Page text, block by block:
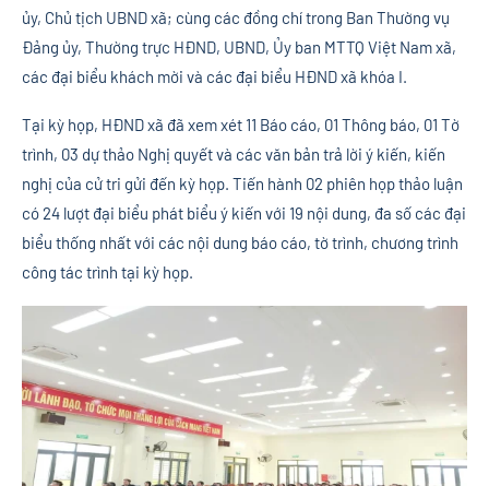
ủy, Chủ tịch UBND xã; cùng các đồng chí trong Ban Thường vụ
Đảng ủy, Thường trực HĐND, UBND, Ủy ban MTTQ Việt Nam xã,
các đại biểu khách mời và các đại biểu HĐND xã khóa I.
Tại kỳ họp, HĐND xã đã xem xét 11 Báo cáo, 01 Thông báo, 01 Tờ
trình, 03 dự thảo Nghị quyết và các văn bản trả lời ý kiến, kiến
nghị của cử tri gửi đến kỳ họp. Tiến hành 02 phiên họp thảo luận
có 24 lượt đại biểu phát biểu ý kiến với 19 nội dung, đa số các đại
biểu thống nhất với các nội dung báo cáo, tờ trình, chương trình
công tác trình tại kỳ họp.